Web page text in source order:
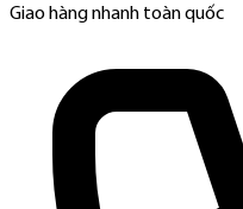
Giao hàng nhanh toàn quốc